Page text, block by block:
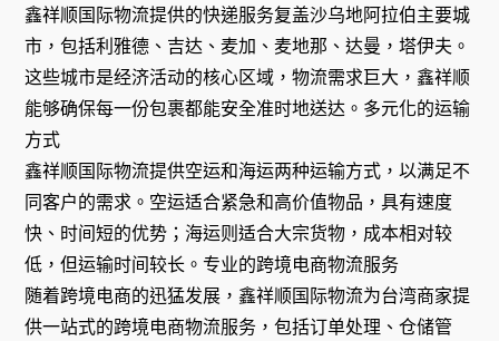
鑫祥顺国际物流提供的快递服务复盖沙乌地阿拉伯主要城
市，包括利雅德、吉达、麦加、麦地那、达曼，塔伊夫。
这些城市是经济活动的核心区域，物流需求巨大，鑫祥顺
能够确保每一份包裹都能安全准时地送达。多元化的运输
方式
鑫祥顺国际物流提供空运和海运两种运输方式，以满足不
同客户的需求。空运适合紧急和高价值物品，具有速度
快、时间短的优势；海运则适合大宗货物，成本相对较
低，但运输时间较长。专业的跨境电商物流服务
随着跨境电商的迅猛发展，鑫祥顺国际物流为台湾商家提
供一站式的跨境电商物流服务，包括订单处理、仓储管